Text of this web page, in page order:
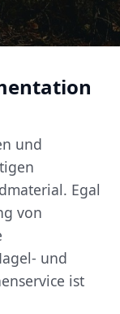
und
Egal
von
und
ist